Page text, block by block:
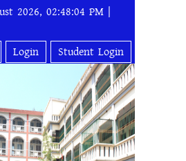
2026, 02:48:04 PM |
Login Student Login